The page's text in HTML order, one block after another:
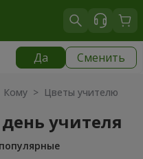
Да Сменить
Кому > Цветы учителю
учителя
популярные